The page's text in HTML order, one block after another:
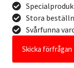
Stora
Svårfunna
Skicka förfrågan